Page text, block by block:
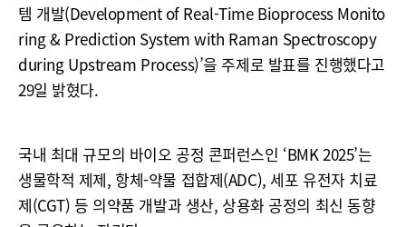
템 개발(Development of Real-Time Bioprocess Monito
ring & Prediction System with Raman Spectroscopy
during Upstream Process)’을 주제로 발표를 진행했다고
29일 밝혔다.
국내 최대 규모의 바이오 공정 콘퍼런스인 ‘BMK 2025’는
생물학적 제제, 항체-약물 접합제(ADC), 세포 유전자 치료
제(CGT) 등 의약품 개발과 생산, 상용화 공정의 최신 동향